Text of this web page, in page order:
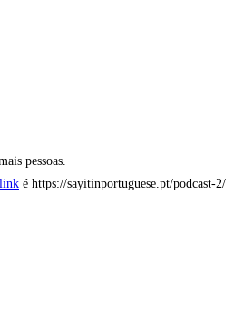
pessoas.
link é https://sayitinportuguese.pt/podcast-2/